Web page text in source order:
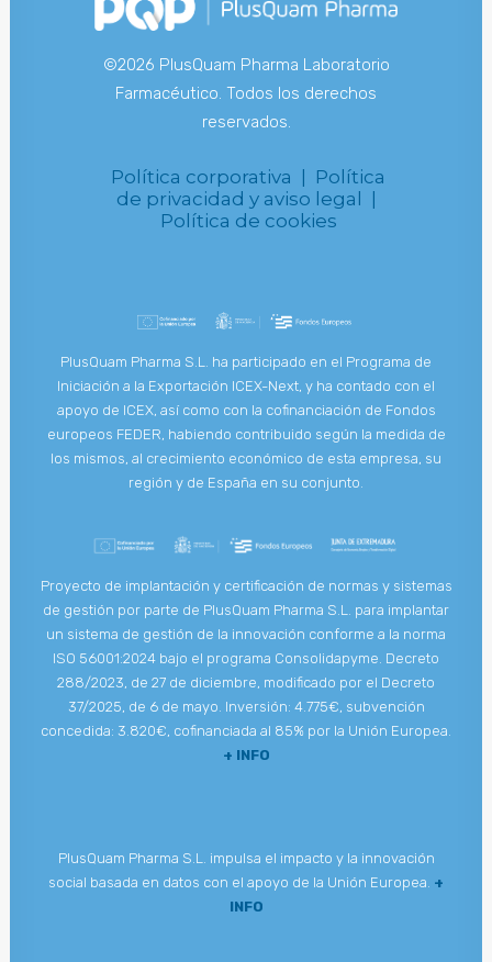
©2026 PlusQuam Pharma Laboratorio
Farmacéutico. Todos los derechos
reservados.
Política corporativa | Política
de privacidad y aviso legal |
Política de cookies
PlusQuam Pharma S.L. ha participado en el Programa de
Iniciación a la Exportación ICEX-Next, y ha contado con el
apoyo de ICEX, así como con la cofinanciación de Fondos
europeos FEDER, habiendo contribuido según la medida de
los mismos, al crecimiento económico de esta empresa, su
región y de España en su conjunto.
Proyecto de implantación y certificación de normas y sistemas
de gestión por parte de PlusQuam Pharma S.L. para implantar
un sistema de gestión de la innovación conforme a la norma
ISO 56001:2024 bajo el programa Consolidapyme. Decreto
288/2023, de 27 de diciembre, modificado por el Decreto
37/2025, de 6 de mayo. Inversión: 4.775€, subvención
concedida: 3.820€, cofinanciada al 85% por la Unión Europea.
+ INFO
PlusQuam Pharma S.L. impulsa el impacto y la innovación
social basada en datos con el apoyo de la Unión Europea. +
INFO